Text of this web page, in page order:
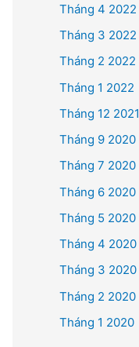
Tháng 4 2022
Tháng 3 2022
Tháng 2 2022
Tháng 1 2022
Tháng 12 2021
Tháng 9 2020
Tháng 7 2020
Tháng 6 2020
Tháng 5 2020
Tháng 4 2020
Tháng 3 2020
Tháng 2 2020
Tháng 1 2020